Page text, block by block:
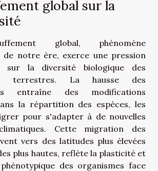
global sur la
global, phénomène
de notre ère, exerce une pression
sur la diversité biologique des
terrestres. La hausse des
entraîne des modifications
la répartition des espèces, les
pour s'adapter à de nouvelles
Cette migration des
vers des latitudes plus élevées
plus hautes, reflète la plasticité et
des organismes face